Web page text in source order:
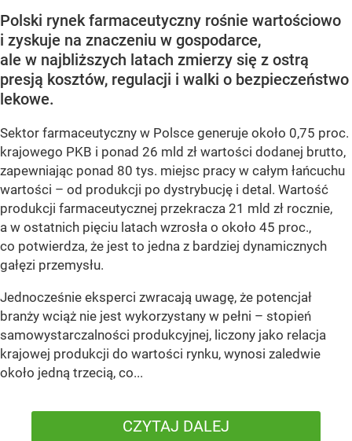
Polski rynek farmaceutyczny rośnie wartościowo
i zyskuje na znaczeniu w gospodarce,
ale w najbliższych latach zmierzy się z ostrą
presją kosztów, regulacji i walki o bezpieczeństwo
lekowe.
Sektor farmaceutyczny w Polsce generuje około 0,75 proc.
krajowego PKB i ponad 26 mld zł wartości dodanej brutto,
zapewniając ponad 80 tys. miejsc pracy w całym łańcuchu
wartości – od produkcji po dystrybucję i detal. Wartość
produkcji farmaceutycznej przekracza 21 mld zł rocznie,
a w ostatnich pięciu latach wzrosła o około 45 proc.,
co potwierdza, że jest to jedna z bardziej dynamicznych
gałęzi przemysłu.
Jednocześnie eksperci zwracają uwagę, że potencjał
branży wciąż nie jest wykorzystany w pełni – stopień
samowystarczalności produkcyjnej, liczony jako relacja
krajowej produkcji do wartości rynku, wynosi zaledwie
około jedną trzecią, co...
CZYTAJ DALEJ